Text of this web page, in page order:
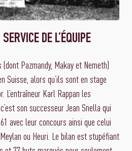
DE L’ÉQUIPE
Pazmandy, Makay et Nemeth)
Suisse, alors qu’ils sont en stage
L’entraîneur Karl Rappan les
son successeur Jean Snella qui
avec leur concours ainsi que celui
ou Heuri. Le bilan est stupéfiant